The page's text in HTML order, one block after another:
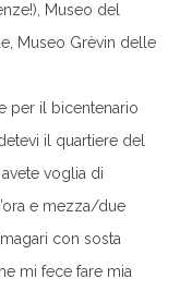
Museo del
Museo Grèvin delle
per il bicentenario
il quartiere del
voglia di
e mezza/due
con sosta
mi fece fare mia